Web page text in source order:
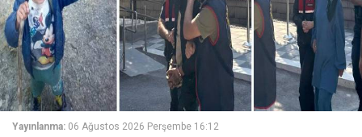
Yayınlanma: 06 Ağustos 2026 Perşembe 16:12